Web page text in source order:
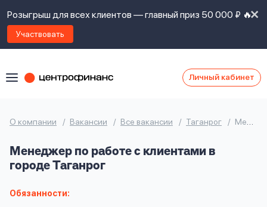
Розыгрыш для всех клиентов — главный приз 50 000 ₽ 🔥
Участвовать
Личный кабинет
О компании Вакансии Все вакансии Таганрог Менеджер по работе с клиентами
Менеджер по работе с клиентами в
городе Таганрог
Обязанности:
контакты
Ок
Ок
Я
правилами
предоставления
политикой